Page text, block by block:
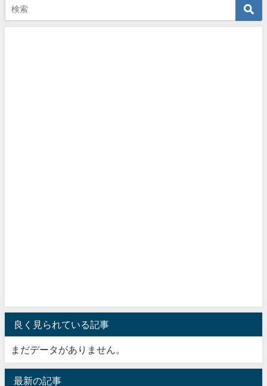
良く見られている記事
まだデータがありません。
最新の記事